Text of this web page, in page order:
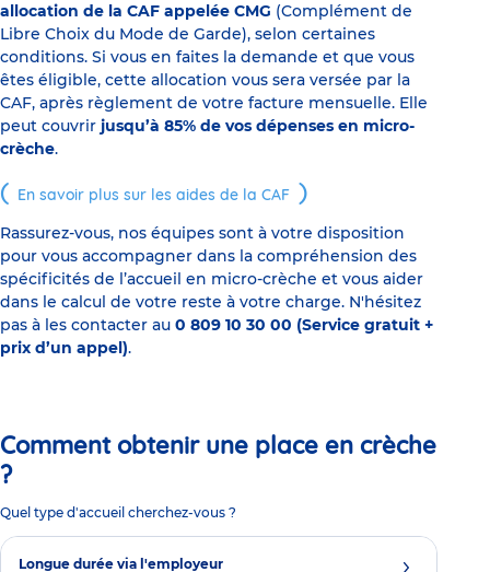
allocation de la CAF appelée CMG (Complément de
Libre Choix du Mode de Garde), selon certaines
conditions. Si vous en faites la demande et que vous
êtes éligible, cette allocation vous sera versée par la
CAF, après règlement de votre facture mensuelle. Elle
peut couvrir jusqu’à 85% de vos dépenses en micro-
crèche.
En savoir plus sur les aides de la CAF
Rassurez-vous, nos équipes sont à votre disposition
pour vous accompagner dans la compréhension des
spécificités de l’accueil en micro-crèche et vous aider
dans le calcul de votre reste à votre charge. N'hésitez
pas à les contacter au 0 809 10 30 00 (Service gratuit +
prix d’un appel).
Comment obtenir une place en crèche
?
Quel type d'accueil cherchez-vous ?
Longue durée via l'employeur